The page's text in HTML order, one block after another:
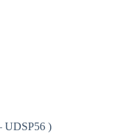
UDSP56 )